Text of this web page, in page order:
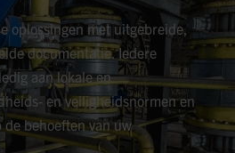
oplossingen met uitgebreide,
documentatie. Iedere
aan lokale en
en veiligheidsnormen en
behoeften van uw